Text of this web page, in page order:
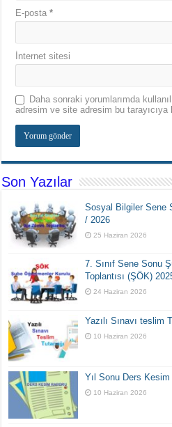
E-posta*
İnternet sitesi
Daha sonraki yorumlarımda
adresim ve site adresim bu tarayıcıya
Son Yazılar
Sosyal Bilgiler Sene
/ 2026
25 Haziran 2026
7. Sınıf Sene Sonu
Toplantısı (ŞÖK)
24 Haziran 2026
Yazılı Sınavı teslim
10 Haziran 2026
Yıl Sonu Ders Kesim
10 Haziran 2026